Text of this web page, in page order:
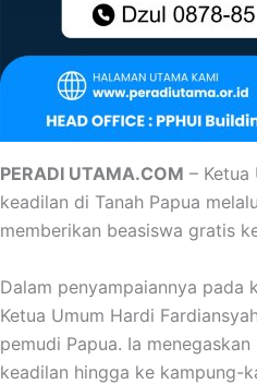
PERADI UTAMA.COM –
keadilan di Tanah Papua
memberikan beasiswa gratis
Dalam penyampaiannya pada
Ketua Umum Hardi
pemudi Papua. Ia
keadilan hingga ke kampung-